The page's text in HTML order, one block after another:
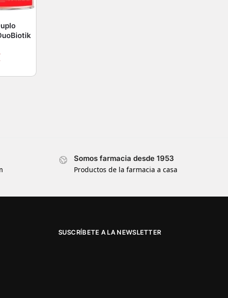
Somos farmacia desde 1953
Productos de la farmacia a casa
SUSCRÍBETE A LA NEWSLETTER